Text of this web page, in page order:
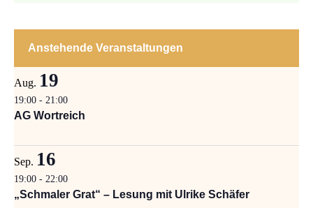
Anstehende Veranstaltungen
Aug. 19
19:00 - 21:00
AG Wortreich
Sep. 16
19:00 - 22:00
„Schmaler Grat“ – Lesung mit Ulrike Schäfer